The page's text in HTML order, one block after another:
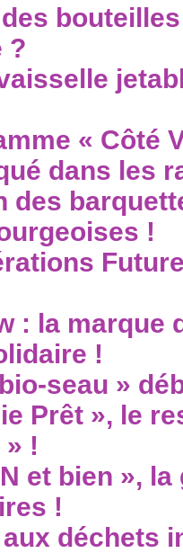
?
« Côté
dans les
des
!
: la marque
!
seau »
Prêt », le
!
et bien »,
!
déchets